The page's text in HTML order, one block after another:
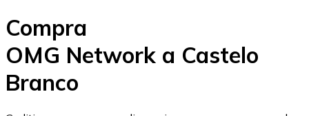
USD Coin
USDC
Compra
OMG Network a Castelo
Branco